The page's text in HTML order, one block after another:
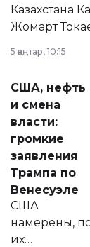
Казахстана
Жомарт
сразу
актуальных
от слухов о
политических
реформах до
вопросов
экономики и
личного
5 қаңтар, 10:15
США, нефть
и смена
власти:
громкие
заявления
Трампа по
Венесуэле
США
намерены,
их